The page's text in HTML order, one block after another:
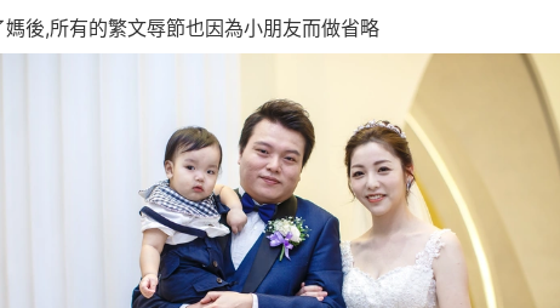
媽後,所有的繁文辱節也因為小朋友而做省略